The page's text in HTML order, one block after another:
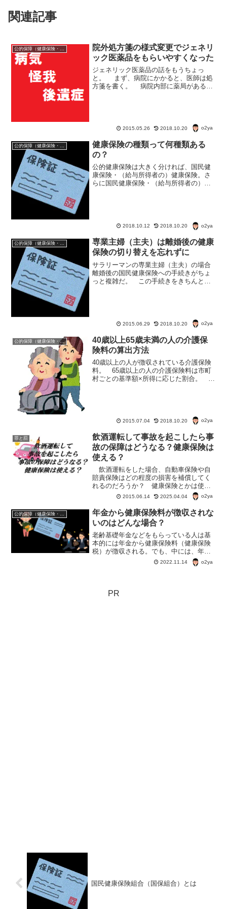
関連記事
公的保障（健康保険・年金・雇用保険・生活保護・災害時の補償）
院外処方箋の様式変更でジェネリ
ック医薬品をもらいやすくなった
ジェネリック医薬品の話をもうちょっ
と。 まず、病院にかかると、医師は処
方箋を書く。 病院内部に薬局がある場
2015.05.26 2018.10.20 o2ya
健康保険の種類って何種類ある
の？
公的健康保険は大きく分ければ、国民健
康保険・（給与所得者の）健康保険。さ
らに国民健康保険・（給与所得者の）健
2018.10.12 2018.10.20 o2ya
公的保障（健康保険・年金・雇用保険・生活保護・災害時の補償）
専業主婦（主夫）は離婚後の健康
保険の切り替えを忘れずに
サラリーマンの専業主婦（主夫）の場合
離婚後の国民健康保険への手続きがちょ
っと複雑だ。 この手続きをきちんとし
2015.06.29 2018.10.20 o2ya
公的保障（健康保険・年金・雇用保険・生活保護・災害時の補償）
40歳以上65歳未満の人の介護保
険料の算出方法
40歳以上の人が徴収されている介護保険
料。 65歳以上の人の介護保険料は市町
村ごとの基準額×所得に応じた割合。 で
2015.07.04 2018.10.20 o2ya
罪と罰
飲酒運転して事故を起こしたら事
故の保障はどうなる？健康保険は
使える？
飲酒運転をした場合、自動車保険や自
賠責保険はどの程度の損害を補償してく
れるのだろうか？ 健康保険とかは使え
るのかな？そんな疑問を調べてみまし
2015.06.14 2025.04.04 o2ya
公的保障（健康保険・年金・雇用保険・生活保護・災害時の補償）
年金から健康保険料が徴収されな
いのはどんな場合？
老齢基礎年金などをもらっている人は基
本的には年金から健康保険料（健康保険
税）が徴収される。でも、中には、年金
から差し引かれない場合もあるようで。
一体、どんな場合で「年金から健康保険
2022.11.14 o2ya
PR
国民健康保険組合（国保組合）とは